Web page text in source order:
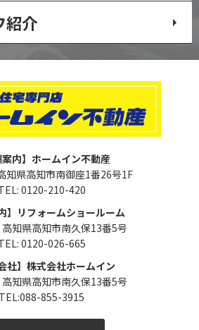
紹介
案内】ホームイン不動産
知県高知市南御座1番26号1F
0120-210-420
】リフォームショールーム
知県高知市南久保13番5号
0120-026-665
社】株式会社ホームイン
知県高知市南久保13番5号
TEL:088-855-3915